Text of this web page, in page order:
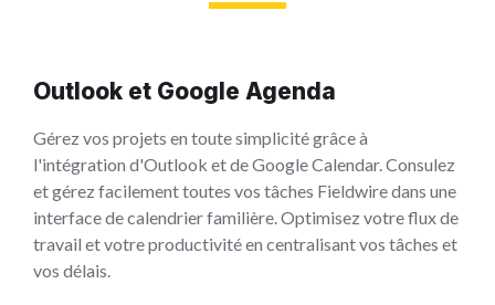
Outlook et Google Agenda
Gérez vos projets en toute simplicité grâce à
l'intégration d'Outlook et de Google Calendar. Consulez
et gérez facilement toutes vos tâches Fieldwire dans une
interface de calendrier familière. Optimisez votre flux de
travail et votre productivité en centralisant vos tâches et
vos délais.